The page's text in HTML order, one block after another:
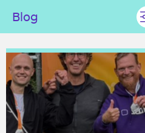
Blog